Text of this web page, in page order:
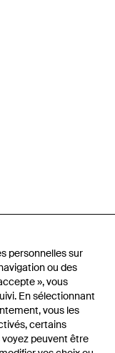
personnelles sur
ou des
», vous
En sélectionnant
vous les
certains
peuvent être